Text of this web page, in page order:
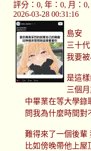
評分：0, 年：0, 月：
2026-03-28 00:31:16
島安
三十
我要
是這
三個
中畢業在等大學錄
問我為什麼時間對
難得來了一個後輩
比如傍晚帶他上